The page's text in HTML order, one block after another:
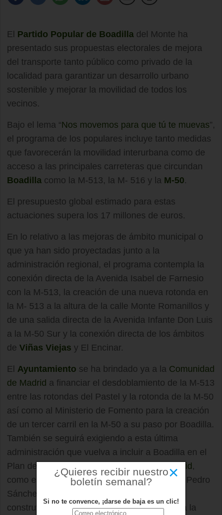
El Partido Popular de Boadilla del Monte ha
presentado sus propuestas electorales de mejora
del transporte tanto público como privado de la
localidad para garantizar un desarrollo urbano
sostenible y mejorar la movilidad de todos los
vecinos.
Bajo el lema “Nos movemos para que tú te muevas”,
el programa de los populares incluye tanto medidas
que favorecerán la movilidad interurbana como de
acceso a las principales carreteras que circundan
Boadilla como la M-513, la M- 516 y la M-50.
El presupuesto global estimado para estas
actuaciones supera los 17 millones de euros.
En lo relativo a las mejoras de ámbito municipal o
que ya han sido proyectadas junto a la
administración regional, el programa contempla la
conexión directa de la Avenida Isabel de Farnesio
con la M-513, la creación de una nueva rotonda en
la M- 513 a la altura de la calle Monte Romanillos y
de una salida directa de la Avenida Infante Don Luis
a la M-50 Sur y la conexión directa de los ámbitos
de Viñas Viejas y El Encinar.
El Ayuntamiento se ha brindado ya a la Comunidad
de Madrid a financiar el desdoblamiento de la M-513
entre las rotondas del Pastel y la rotonda de la M-50
así como al Ministerio de Fomento para la creación
de un tercer carril en la M-50 a su paso por Boadilla.
También se seguirá exigiendo a esta última
administración que vuelva a incluir a Boadilla en el
Plan de Cercanías de la Comunidad de
Madrid ,
como estaba hasta la llegada al Gobierno de Pedro
Sánchez. A su vez se les instará para que
construyan un nuevo acceso desde la M-50 a la
×
¿Quieres recibir nuestro
boletín semanal?
Si no te convence, ¡darse de baja es un clic!